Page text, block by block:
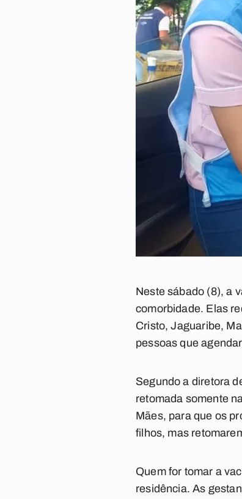
Neste sábado (8), a
comorbidade. Elas
Cristo, Jaguaribe,
pessoas que
Segundo a diretora
retomada somente
Mães, para que os
filhos, mas
Quem for tomar a
residência. As